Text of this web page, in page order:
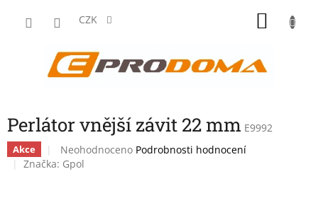
CZK
Perlátor vnější závit 22 mm E9992
Akce
Průměrné
hodnocení
Neohodnoceno Podrobnosti hodnocení
Značka: Gpol